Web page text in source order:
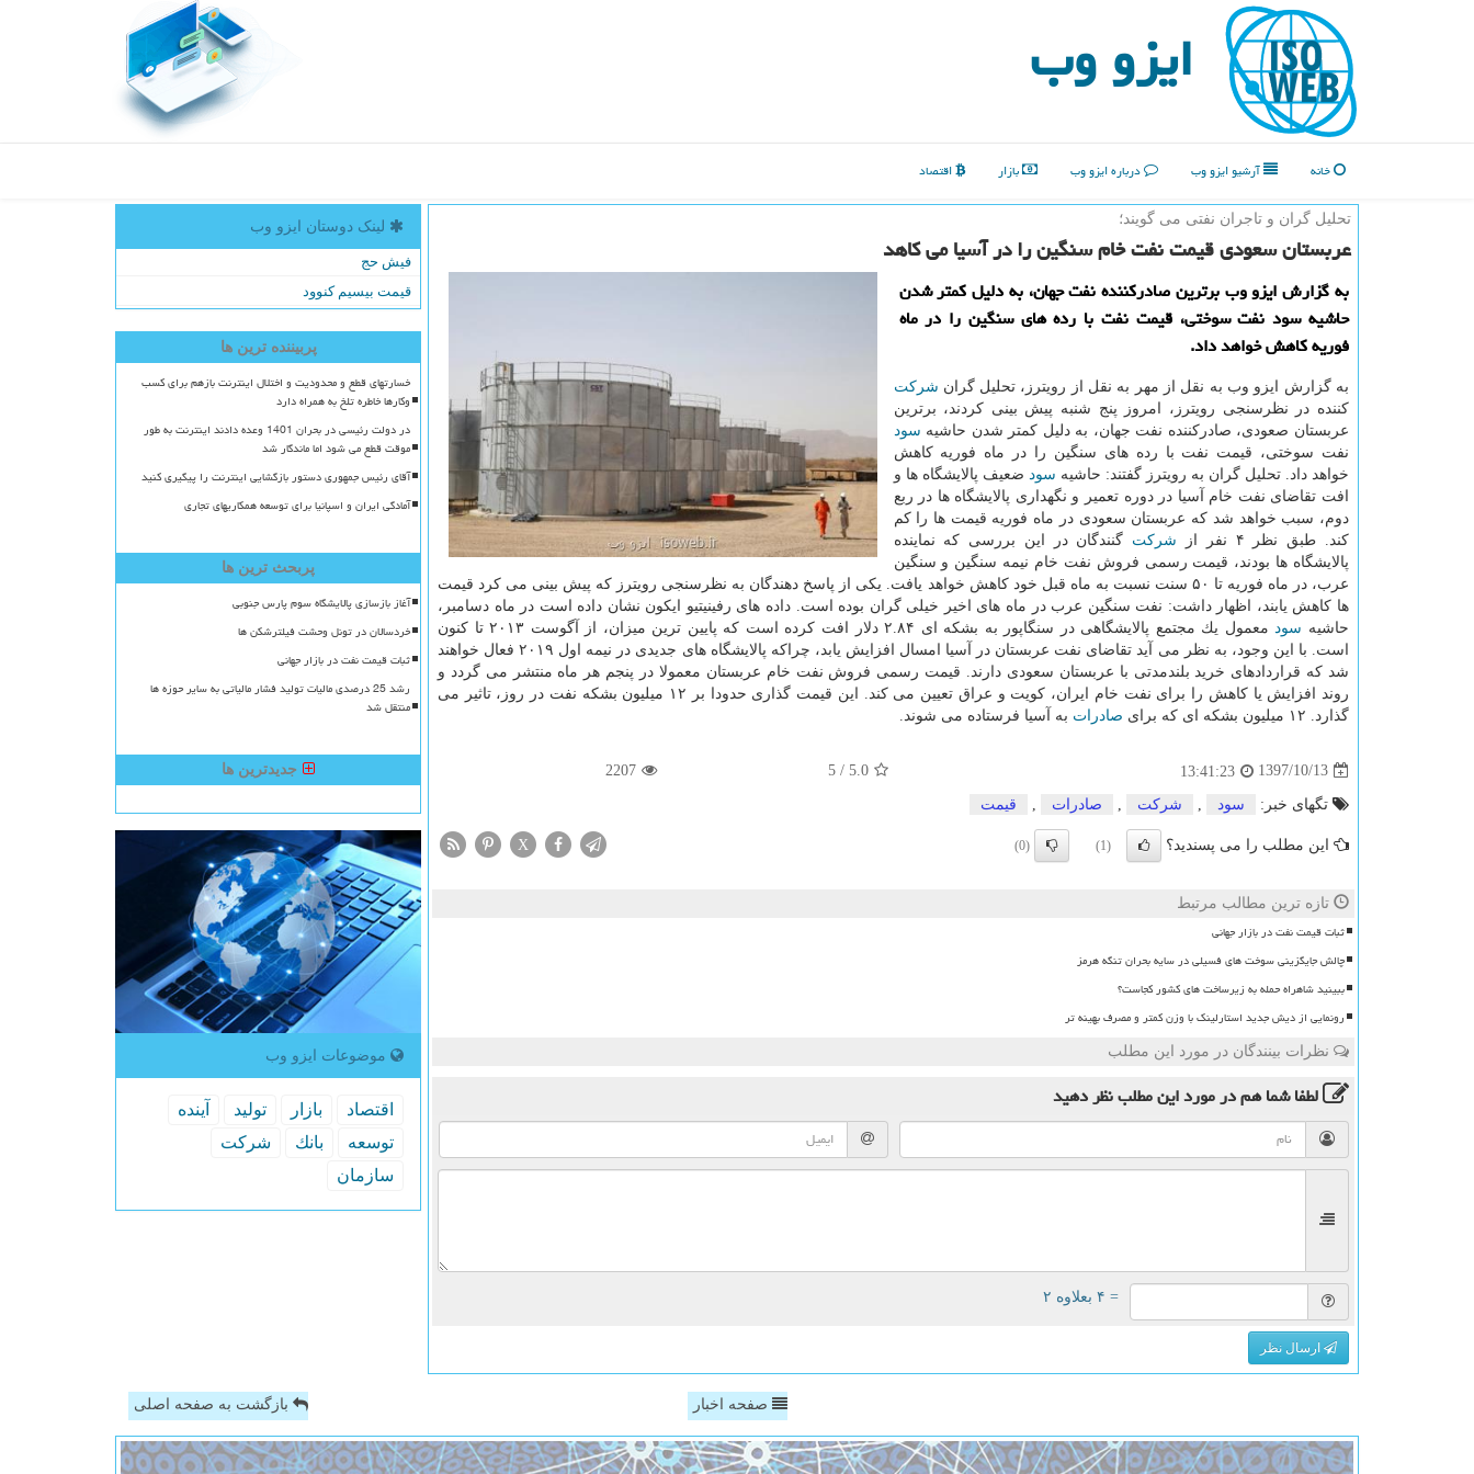
ایزو وب
خانه آرشیو ایزو وب درباره ایزو وب بازار اقتصاد
تحلیل گران و تاجران نفتی می گویند؛
عربستان سعودی قیمت نفت خام سنگین را در آسیا می كاهد
به گزارش ایزو وب برترین صادركننده نفت جهان، به دلیل كمتر شدن
حاشیه سود نفت سوختی، قیمت نفت با رده های سنگین را در ماه
فوریه كاهش خواهد داد.
به گزارش ایزو وب به نقل از مهر به نقل از رویترز، تحلیل گران شركت
كننده در نظرسنجی رویترز، امروز پنج شنبه پیش بینی كردند، برترین
عربستان صعودی، صادركننده نفت جهان، به دلیل كمتر شدن حاشیه سود
نفت سوختی، قیمت نفت با رده های سنگین را در ماه فوریه كاهش
خواهد داد. تحلیل گران به رویترز گفتند: حاشیه سود ضعیف پالایشگاه ها و
افت تقاضای نفت خام آسیا در دوره تعمیر و نگهداری پالایشگاه ها در ربع
دوم، سبب خواهد شد كه عربستان سعودی در ماه فوریه قیمت ها را كم
كند. طبق نظر ۴ نفر از
شركت گنندگان در این بررسی كه نماینده
پالایشگاه ها بودند، قیمت رسمی فروش نفت خام نیمه سنگین و سنگین
عرب، در ماه فوریه تا ۵۰ سنت نسبت به ماه قبل خود كاهش خواهد یافت. یكی از پاسخ دهندگان به نظرسنجی رویترز كه پیش بینی می كرد قیمت
ها كاهش یابند، اظهار داشت: نفت سنگین عرب در ماه های اخیر خیلی گران بوده است. داده های رفینیتیو ایكون نشان داده است در ماه دسامبر،
حاشیه سود
معمول یك مجتمع پالایشگاهی در سنگاپور به بشكه ای ۲.۸۴ دلار افت كرده است كه پایین ترین میزان، از آگوست ۲۰۱۳ تا كنون
است. با این وجود، به نظر می آید تقاضای نفت عربستان در آسیا امسال افزایش یابد، چراكه پالایشگاه های جدیدی در نیمه اول ۲۰۱۹ فعال خواهند
شد كه قراردادهای خرید بلندمدتی با عربستان سعودی دارند. قیمت رسمی فروش نفت خام عربستان معمولا در پنجم هر ماه منتشر می گردد و
روند افزایش یا كاهش را برای نفت خام ایران، كویت و عراق تعیین می كند. این قیمت گذاری حدودا بر ۱۲ میلیون بشكه نفت در روز، تاثیر می
گذارد. ۱۲ میلیون بشكه ای كه برای
صادرات به آسیا فرستاده می شوند.
1397/10/13
13:41:23
5.0
/
5
2207
تگهای خبر: سود شركت صادرات قیمت
این مطلب را می پسندید؟ (1)
(0)
X
تازه ترین مطالب مرتبط
ثبات قیمت نفت در بازار جهانی
چالش جایگزینی سوخت های فسیلی در سایه بحران تنگه هرمز
ببینید شاهراه حمله به زیرساخت های کشور کجاست؟
رونمایی از دیش جدید استارلینک با وزن کمتر و مصرف بهینه تر
نظرات بینندگان در مورد این مطلب
لطفا شما همدر مورد این مطلبنظر دهید
= ۴ بعلاوه ۲
ارسال نظر
لینک دوستان ایزو وب
فیش حج
قیمت بیسیم کنوود
پربیننده ترین ها
خسارتهای قطع و محدودیت و اختلال اینترنت بازهم برای کسب
وکارها خاطره تلخ به همراه دارد
در دولت رئیسی در بحران 1401 وعده دادند اینترنت به طور
موقت قطع می شود اما ماندگار شد
آقای رئیس جمهوری دستور بازگشایی اینترنت را پیگیری کنید
آمادگی ایران و اسپانیا برای توسعه همکاریهای تجاری
پربحث ترین ها
آغاز بازسازی پالایشگاه سوم پارس جنوبی
خردسالان در تونل وحشت فیلترشکن ها
ثبات قیمت نفت در بازار جهانی
رشد 25 درصدی مالیات تولید فشار مالیاتی به سایر حوزه ها
منتقل شد
جدیدترین ها
موضوعات ایزو وب
اقتصاد بازار تولید
آینده
توسعه
بانك
شركت
سازمان
صفحه اخبار بازگشت به صفحه اصلی